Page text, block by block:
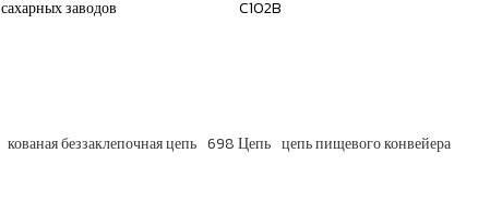
сахарных заводов C102B
кованая беззаклепочная цепь 698 Цепь цепь пищевого конвейера